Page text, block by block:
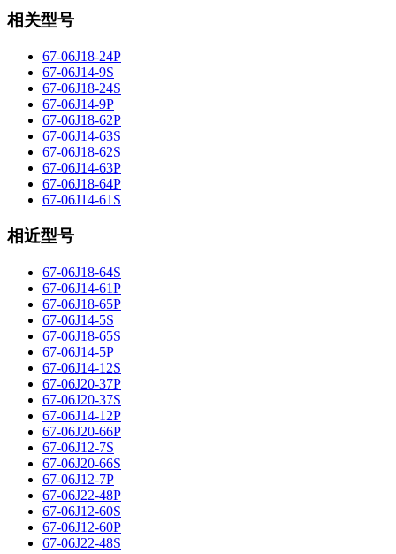
相关型号
67-06J18-24P
67-06J14-9S
67-06J18-24S
67-06J14-9P
67-06J18-62P
67-06J14-63S
67-06J18-62S
67-06J14-63P
67-06J18-64P
67-06J14-61S
相近型号
67-06J18-64S
67-06J14-61P
67-06J18-65P
67-06J14-5S
67-06J18-65S
67-06J14-5P
67-06J14-12S
67-06J20-37P
67-06J20-37S
67-06J14-12P
67-06J20-66P
67-06J12-7S
67-06J20-66S
67-06J12-7P
67-06J22-48P
67-06J12-60S
67-06J12-60P
67-06J22-48S